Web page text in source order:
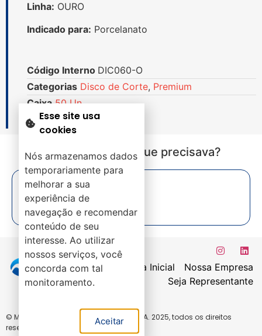
Linha: OURO
Indicado para: Porcelanato
Código Interno DIC060-O
Categorias Disco de Corte, Premium
Caixa 50 Un.
Não encontrou o que precisava?
Página Inicial
Nossa Empresa
Seja Representante
© Mirac Comércio de Ferramentas LTDA. 2025, todos os direitos
reservados
Esse site usa
cookies
Nós armazenamos dados
temporariamente para
melhorar a sua
experiência de
navegação e recomendar
conteúdo de seu
interesse. Ao utilizar
nossos serviços, você
concorda com tal
monitoramento.
Aceitar